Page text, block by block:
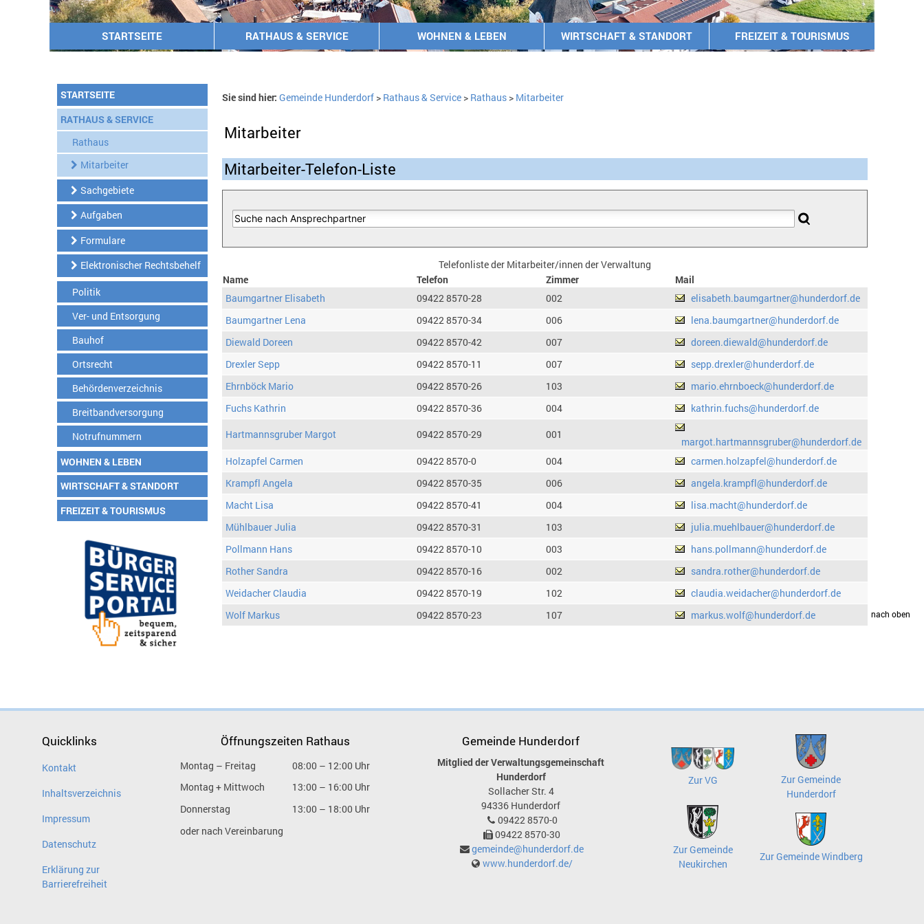
STARTSEITE RATHAUS & SERVICE WOHNEN & LEBEN WIRTSCHAFT & STANDORT FREIZEIT & TOURISMUS
STARTSEITE
RATHAUS & SERVICE
Rathaus
Mitarbeiter
Sachgebiete
Aufgaben
Formulare
Elektronischer Rechtsbehelf
Politik
Ver- und Entsorgung
Bauhof
Ortsrecht
Behördenverzeichnis
Breitbandversorgung
Notrufnummern
WOHNEN & LEBEN
WIRTSCHAFT & STANDORT
FREIZEIT & TOURISMUS
Sie sind hier: Gemeinde Hunderdorf> Rathaus & Service> Rathaus> Mitarbeiter
Mitarbeiter
Mitarbeiter-Telefon-Liste
Telefonliste der Mitarbeiter/innen der Verwaltung
Name
Telefon Zimmer
Mail
Baumgartner Elisabeth
09422 8570-28 002
elisabeth.baumgartner@hunderdorf.de
Baumgartner Lena
09422 8570-34 006
lena.baumgartner@hunderdorf.de
Diewald Doreen
09422 8570-42 007
doreen.diewald@hunderdorf.de
Drexler Sepp
09422 8570-11 007
sepp.drexler@hunderdorf.de
Ehrnböck Mario
09422 8570-26 103
mario.ehrnboeck@hunderdorf.de
Fuchs Kathrin
09422 8570-36 004
kathrin.fuchs@hunderdorf.de
Hartmannsgruber Margot
09422 8570-29 001
margot.hartmannsgruber@hunderdorf.de
Holzapfel Carmen
09422 8570-0 004
carmen.holzapfel@hunderdorf.de
Krampfl Angela
09422 8570-35 006
angela.krampfl@hunderdorf.de
Macht Lisa
09422 8570-41 004
lisa.macht@hunderdorf.de
Mühlbauer Julia
09422 8570-31 103
julia.muehlbauer@hunderdorf.de
Pollmann Hans
09422 8570-10 003
hans.pollmann@hunderdorf.de
Rother Sandra
09422 8570-16 002
sandra.rother@hunderdorf.de
Weidacher Claudia
09422 8570-19 102
claudia.weidacher@hunderdorf.de
Wolf Markus
09422 8570-23 107 markus.wolf@hunderdorf.dedrucken nach oben
Quicklinks
Kontakt
Inhaltsverzeichnis
Impressum
Datenschutz
Erklärung zur
Barrierefreiheit
Öffnungszeiten Rathaus
Montag – Freitag
08:00 – 12:00 Uhr
Montag + Mittwoch
13:00 – 16:00 Uhr
Donnerstag
13:00 – 18:00 Uhr
oder nach Vereinbarung
Gemeinde Hunderdorf
Mitglied der Verwaltungsgemeinschaft
Hunderdorf
Sollacher Str. 4
94336 Hunderdorf
09422 8570-0
09422 8570-30
gemeinde@hunderdorf.de
www.hunderdorf.de/
Zur VG
Zur Gemeinde
Hunderdorf
Zur Gemeinde
Neukirchen
Zur Gemeinde Windberg